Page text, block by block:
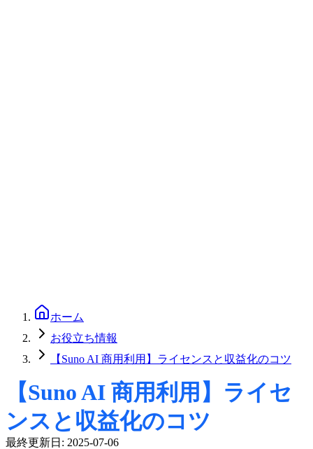
ホーム
お役立ち情報
【Suno AI 商用利用】ライセンスと収益化のコツ
【Suno AI 商用利用】ライセ
ンスと収益化のコツ
最終更新日: 2025-07-06